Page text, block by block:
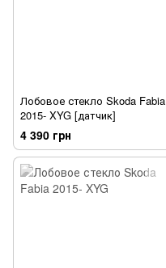
Лобовое стекло Skoda Fabia
2015- XYG [датчик]
4 390 грн